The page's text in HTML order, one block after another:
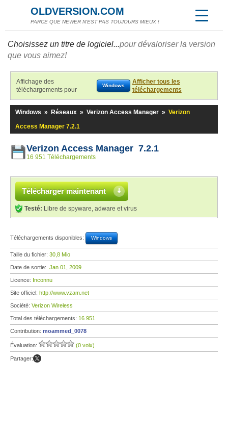
OLDVERSION.COM
PARCE QUE NEWER N'EST PAS TOUJOURS MIEUX !
Choisissez un titre de logiciel...pour dévaloriser la version
que vous aimez!
Affichage des
téléchargements pour
Windows
Afficher tous les
téléchargements
Windows » Réseaux » Verizon Access Manager » Verizon
Access Manager 7.2.1
Verizon Access Manager 7.2.1
16 951 Téléchargements
Télécharger maintenant
Testé: Libre de spyware, adware et virus
Téléchargements disponibles: Windows
Taille du fichier: 30,8 Mio
Date de sortie: Jan 01, 2009
Licence: Inconnu
Site officiel: http://www.vzam.net
Société: Verizon Wireless
Total des téléchargements: 16 951
Contribution: moammed_0078
Évaluation: (0 voix)
Partager: